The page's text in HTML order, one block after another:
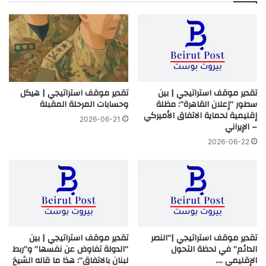
استثمارات دون نتائج أمنية.
هذا يختلف جذرياً عن كل مؤتمرات باريس وسيدر السابقة، إذ تصبح
الأموال جزءاً من منظومة الضغط.
ثامناً: العقوبات المالية تدخل داخل الاتفاق
البند الحادي عشر بالغ الأهمية، إذ لا يكتفي بمنع تمويل الجماعات
المسلحة، بل يفرض على لبنان:
– حظر المؤسسات المرتبطة بها،
-اتخاذ إجراءات قانونية بحقها.
أي أن الدولة اللبنانية تصبح شريكاً مباشراً في منظومة العقوبات
الأميركية.
تاسعاً: بداية مسار تطبيع
رغم أن كلمة “تطبيع” لم ترد، إلا أن البنود تتحدث عن:
تقدير موقف استراتيجي | بين
سطور “إعلان القاهرة”: مظلة
إقليمية لحماية الاتفاق الأميركي
– الإيراني
2026-06-22
تقدير موقف استراتيجي | هيكل
وحسابات المرحلة المقبلة
2026-06-21
تقدير موقف استراتيجي |”النصر
الدائم” في لحظة التحول
الإقليمي ….
تقدير موقف استراتيجي | بين
“الدولة تفاوض عن نفسها” و”ربط
لبنان بالاتفاق”: هذا ما قاله الشيخ